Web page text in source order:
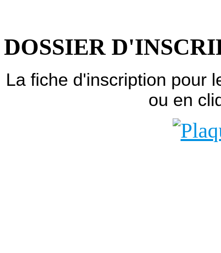
DOSSIER
La fiche d'inscription pour
ou en